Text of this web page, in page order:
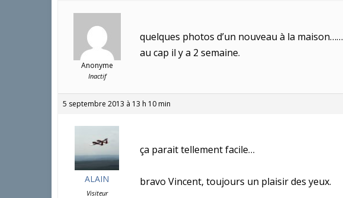
Anonyme
Inactif
quelques photos d’un nouveau à la maison……
au cap il y a 2 semaine.
5 septembre 2013 à 13 h 10 min
ALAIN
Visiteur
ça parait tellement facile…
bravo Vincent, toujours un plaisir des yeux.